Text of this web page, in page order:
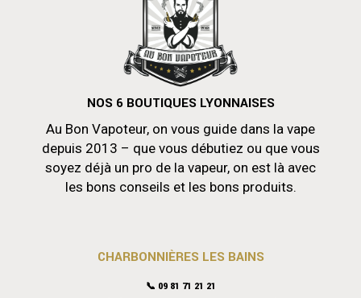
NOS 6 BOUTIQUES LYONNAISES
Au Bon Vapoteur, on vous guide dans la vape
depuis 2013 – que vous débutiez ou que vous
soyez déjà un pro de la vapeur, on est là avec
les bons conseils et les bons produits.
CHARBONNIÈRES LES BAINS
📞 09 81 71 21 21